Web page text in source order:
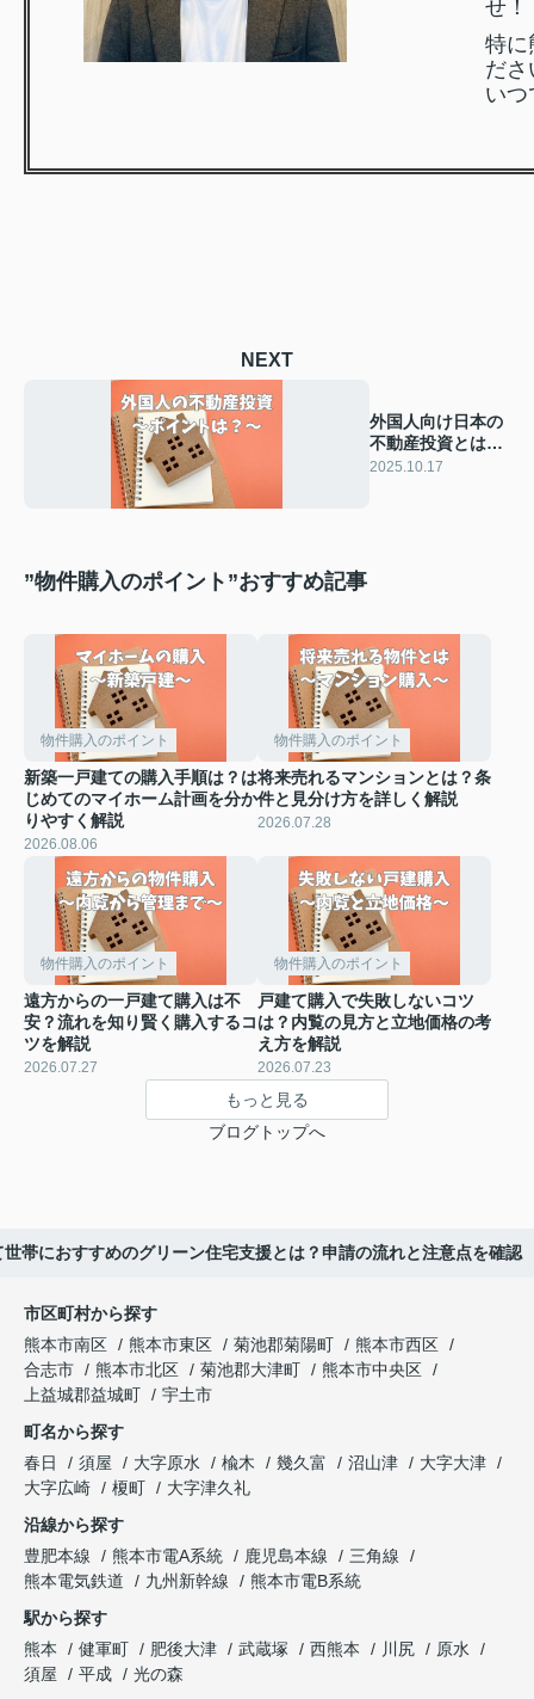
せ！
特に
ださ
いつ
NEXT
外国人向け日本の
不動産投資とは？
住宅購入時の注意
2025.10.17
”物件購入のポイント”おすすめ記事
物件購入のポイント
新築一戸建ての購入手順は？は
じめてのマイホーム計画を分か
りやすく解説
2026.08.06
物件購入のポイント
将来売れるマンションとは？条
件と見分け方を詳しく解説
2026.07.28
物件購入のポイント
遠方からの一戸建て購入は不
安？流れを知り賢く購入するコ
ツを解説
2026.07.27
物件購入のポイント
戸建て購入で失敗しないコツ
は？内覧の見方と立地価格の考
え方を解説
2026.07.23
もっと見る
ブログトップへ
世帯におすすめのグリーン住宅支援とは？申請の流れと注意点を確認
市区町村から探す
熊本市南区
熊本市東区 菊池郡菊陽町
熊本市西区
合志市
熊本市北区 菊池郡大津町
熊本市中央区
上益城郡益城町
宇土市
町名から探す
春日
須屋 大字原水 楡木 幾久富 沼山津
大字大津
大字広崎
榎町
大字津久礼
沿線から探す
豊肥本線
熊本市電A系統 鹿児島本線
三角線
熊本電気鉄道
九州新幹線
熊本市電B系統
駅から探す
熊本
健軍町 肥後大津 武蔵塚 西熊本 川尻
原水
須屋
平成 光の森